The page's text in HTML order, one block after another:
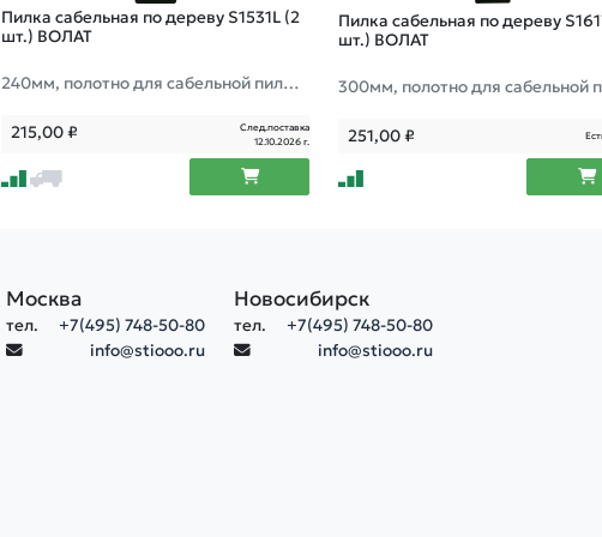
Пилка сабельная по дереву S1531L (2
шт.) ВОЛАТ
240мм, полотно для сабельной пилы,
215,00₽
След.поставка
12.10.2026 г.
Пилка сабельная по дереву
шт.) ВОЛАТ
300мм, полотно для сабельной
251,00₽
Москва
тел.
+7(495) 748-50-80
info@stiooo.ru
Новосибирск
тел.
+7(495) 748-50-80
info@stiooo.ru